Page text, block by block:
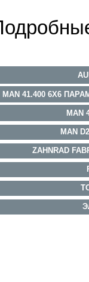
MAN 41.400 6X6
MAN
MAN
ZAHNRAD